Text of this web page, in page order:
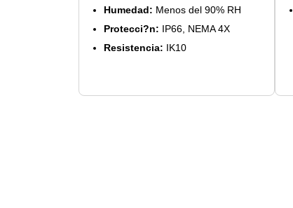
Humedad: Menos del 90% RH
Protecci?n: IP66, NEMA 4X
Resistencia: IK10